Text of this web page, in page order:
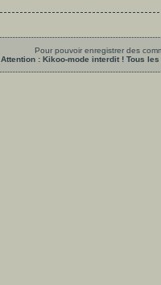
Pour pouvoir enregistrer des
Attention : Kikoo-mode interdit ! Tous